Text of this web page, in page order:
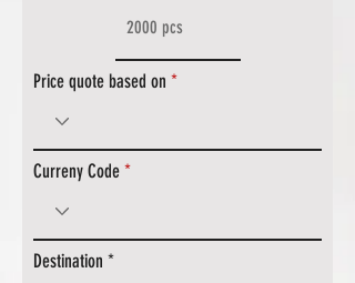
Price quote based on
Curreny Code
Destination